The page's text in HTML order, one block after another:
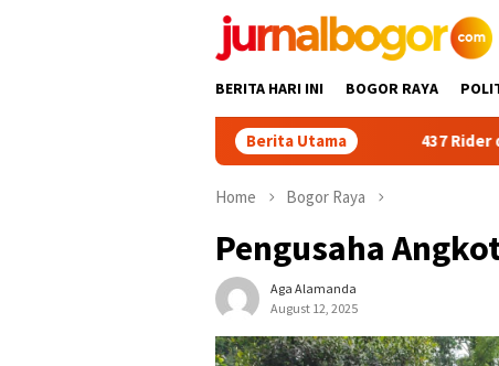
BERITA HARI INI BOGOR RAYA
Berita Utama
437 Rider dari 18 Provinsi
Home Bogor Raya
Pengusaha
Aga Alamanda
August 12, 2025